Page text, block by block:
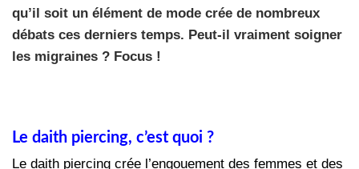
qu’il soit un élément de mode crée de nombreux
débats ces derniers temps. Peut-il vraiment soigner
les migraines ? Focus !
Le daith piercing, c’est quoi ?
Le daith piercing crée l’engouement des femmes et des